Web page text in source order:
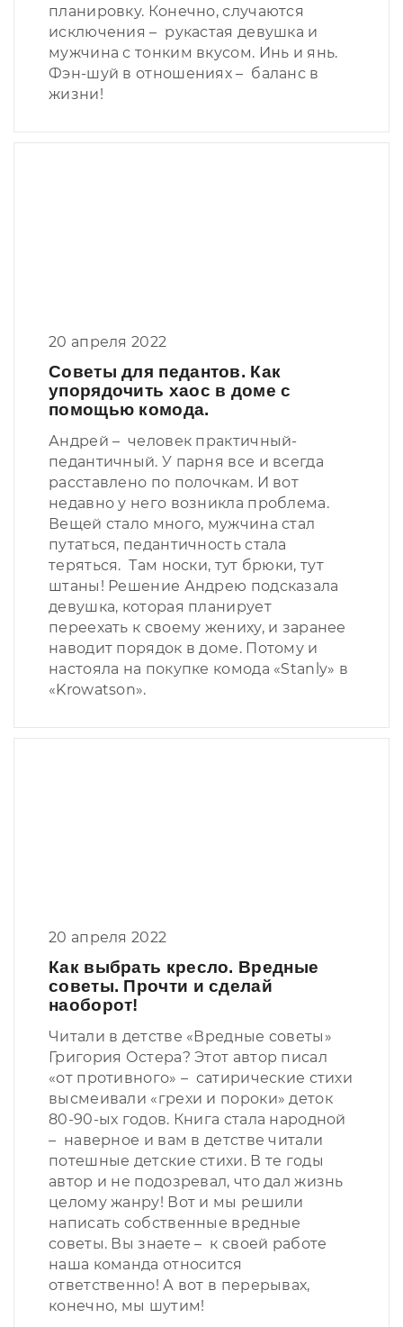
планировку. Конечно, случаются
исключения – рукастая девушка и
мужчина с тонким вкусом. Инь и янь.
Фэн-шуй в отношениях – баланс в
жизни!
20 апреля 2022
Советы для педантов. Как
упорядочить хаос в доме с
помощью комода.
Андрей – человек практичный-
педантичный. У парня все и всегда
расставлено по полочкам. И вот
недавно у него возникла проблема.
Вещей стало много, мужчина стал
путаться, педантичность стала
теряться. Там носки, тут брюки, тут
штаны! Решение Андрею подсказала
девушка, которая планирует
переехать к своему жениху, и заранее
наводит порядок в доме. Потому и
настояла на покупке комода «Stanly» в
«Krowatson».
20 апреля 2022
Как выбрать кресло. Вредные
советы. Прочти и сделай
наоборот!
Читали в детстве «Вредные советы»
Григория Остера? Этот автор писал
«от противного» – сатирические стихи
высмеивали «грехи и пороки» деток
80-90-ых годов. Книга стала народной
– наверное и вам в детстве читали
потешные детские стихи. В те годы
автор и не подозревал, что дал жизнь
целому жанру! Вот и мы решили
написать собственные вредные
советы. Вы знаете – к своей работе
наша команда относится
ответственно! А вот в перерывах,
конечно, мы шутим!